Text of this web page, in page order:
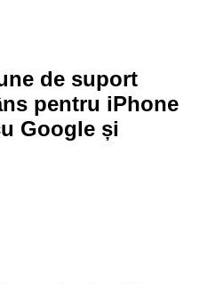
de suport
pentru iPhone
Google și